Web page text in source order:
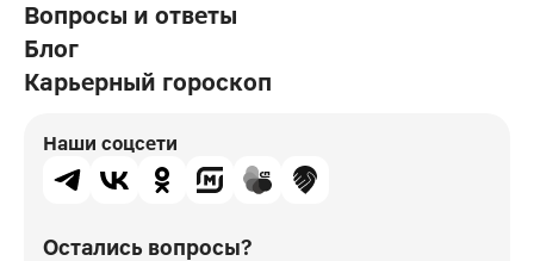
Вопросы и ответы
Блог
Карьерный гороскоп
Наши соцсети
Остались вопросы?